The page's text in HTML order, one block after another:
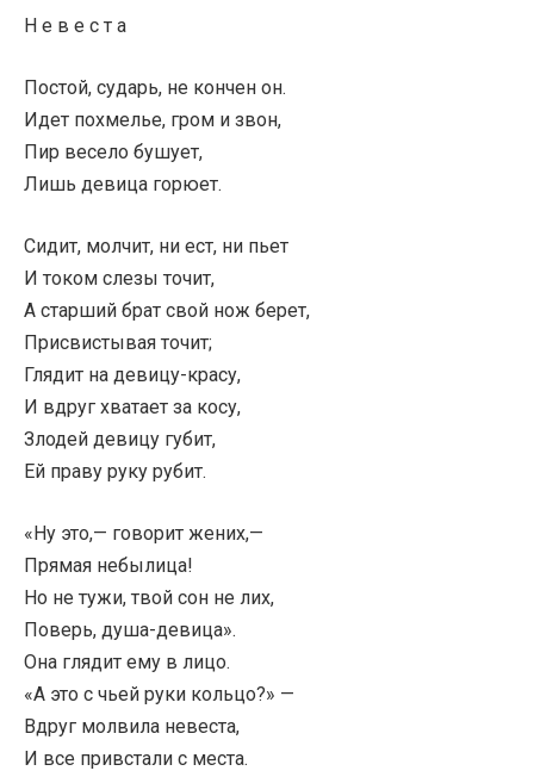
Н е в е с т а
Постой, сударь, не кончен он.
Идет похмелье, гром и звон,
Пир весело бушует,
Лишь девица горюет.
Сидит, молчит, ни ест, ни пьет
И током слезы точит,
А старший брат свой нож берет,
Присвистывая точит;
Глядит на девицу-красу,
И вдруг хватает за косу,
Злодей девицу губит,
Ей праву руку рубит.
«Ну это,— говорит жених,—
Прямая небылица!
Но не тужи, твой сон не лих,
Поверь, душа-девица».
Она глядит ему в лицо.
«А это с чьей руки кольцо?» —
Вдруг молвила невеста,
И все привстали с места.